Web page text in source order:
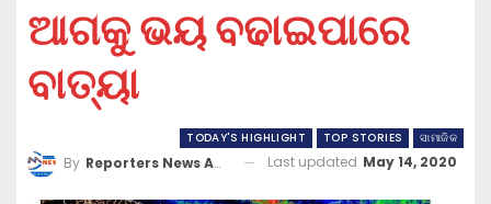
ଆଗକୁ ଭୟ ବଢାଇପାରେ
ବାତ୍ୟା
TODAY'S HIGHLIGHT TOP STORIES ସାମାଜିକ
By Reporters News Agency Last updated May 14, 2020